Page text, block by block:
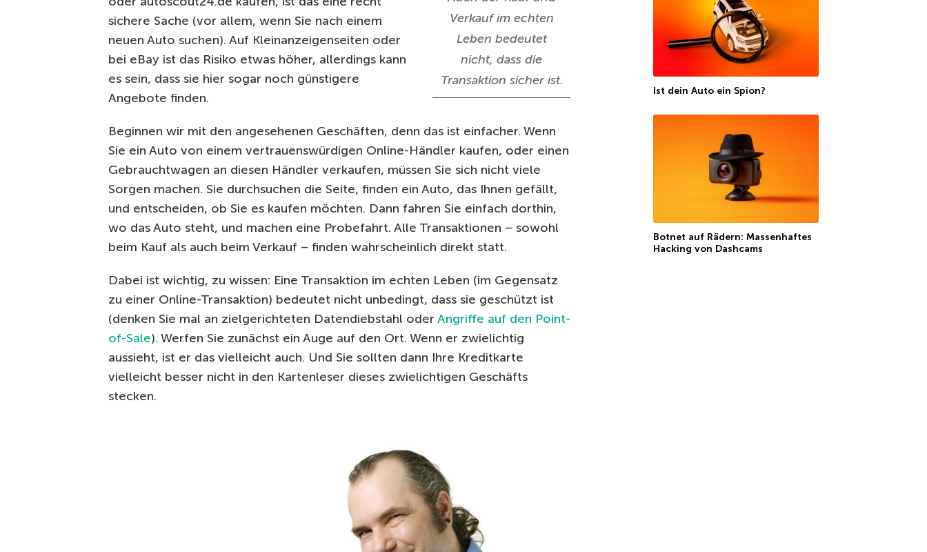
Verkauf im echten
Leben bedeutet
nicht, dass die
Transaktion sicher ist.
sichere Sache (vor allem, wenn Sie nach einem
neuen Auto suchen). Auf Kleinanzeigenseiten oder
bei eBay ist das Risiko etwas höher, allerdings kann
es sein, dass sie hier sogar noch günstigere
Angebote finden.
Beginnen wir mit den angesehenen Geschäften, denn das ist einfacher. Wenn
Sie ein Auto von einem vertrauenswürdigen Online-Händler kaufen, oder einen
Gebrauchtwagen an diesen Händler verkaufen, müssen Sie sich nicht viele
Sorgen machen. Sie durchsuchen die Seite, finden ein Auto, das Ihnen gefällt,
und entscheiden, ob Sie es kaufen möchten. Dann fahren Sie einfach dorthin,
wo das Auto steht, und machen eine Probefahrt. Alle Transaktionen – sowohl
beim Kauf als auch beim Verkauf – finden wahrscheinlich direkt statt.
Dabei ist wichtig, zu wissen: Eine Transaktion im echten Leben (im Gegensatz
zu einer Online-Transaktion) bedeutet nicht unbedingt, dass sie geschützt ist
(denken Sie mal an zielgerichteten Datendiebstahl oder Angriffe auf den Point-
of-Sale). Werfen Sie zunächst ein Auge auf den Ort. Wenn er zwielichtig
aussieht, ist er das vielleicht auch. Und Sie sollten dann Ihre Kreditkarte
vielleicht besser nicht in den Kartenleser dieses zwielichtigen Geschäfts
stecken.
Ist dein Auto ein Spion?
Botnet auf Rädern: Massenhaftes
Hacking von Dashcams